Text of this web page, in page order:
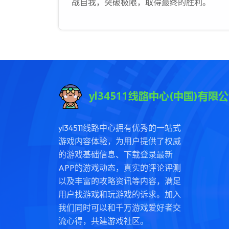
战自我，突破极限，取得最终的胜利。
yl34511线路中心拥有优秀的一站式
游戏内容体验，为用户提供了权威
的游戏基础信息、下载登录最新
APP的游戏动态，真实的评论评测
以及丰富的攻略资讯等内容，满足
用户找游戏和玩游戏的诉求。加入
我们同时可以和千万游戏爱好者交
流心得，共建游戏社区。